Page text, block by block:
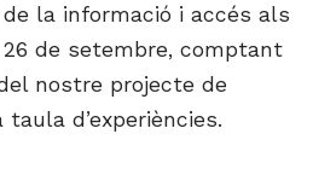
la informació i accés als
26 de setembre, comptant
nostre projecte de
d’experiències.